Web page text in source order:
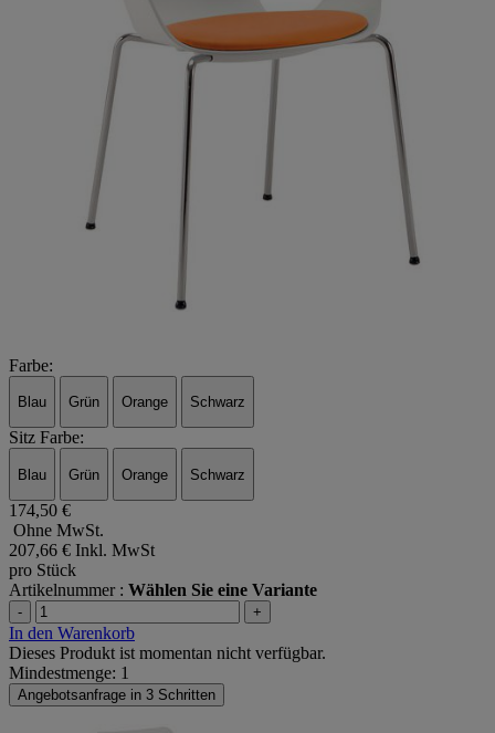
Farbe:
Blau Grün Orange Schwarz
Sitz Farbe:
Blau Grün Orange Schwarz
174,50 €
Ohne MwSt.
207,66 € Inkl. MwSt
pro Stück
Artikelnummer : Wählen Sie eine Variante
- +
In den Warenkorb
Dieses Produkt ist momentan nicht verfügbar.
Mindestmenge: 1
Angebotsanfrage in 3 Schritten